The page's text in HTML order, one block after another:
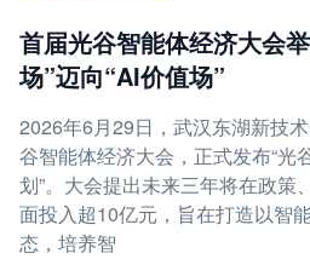
首届光谷智能体经济大会
场”迈向“AI价值场”
2026年6月29日，武汉东湖新技
谷智能体经济大会，正式发布“光
划”。大会提出未来三年将在政策
面投入超10亿元，旨在打造以智
态，培养智